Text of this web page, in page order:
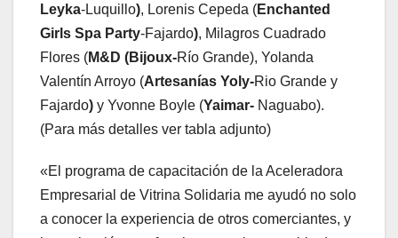
Leyka-Luquillo), Lorenis Cepeda (Enchanted
Girls Spa Party-Fajardo), Milagros Cuadrado
Flores (M&D (Bijoux-Río Grande), Yolanda
Valentín Arroyo (Artesanías Yoly-Rio Grande y
Fajardo) y Yvonne Boyle (Yaimar- Naguabo).
(Para más detalles ver tabla adjunto)
«El programa de capacitación de la Aceleradora
Empresarial de Vitrina Solidaria me ayudó no solo
a conocer la experiencia de otros comerciantes, y